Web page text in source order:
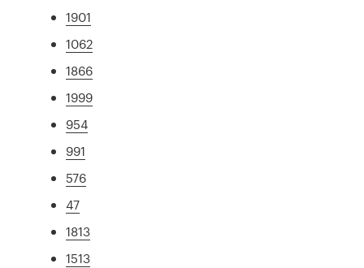
1901
1062
1866
1999
954
991
576
47
1813
1513